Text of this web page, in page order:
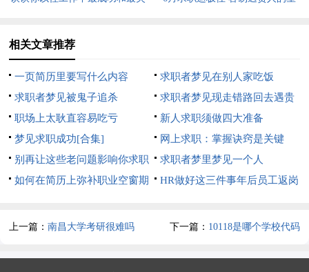
相关文章推荐
一页简历里要写什么内容
求职者梦见在别人家吃饭
求职者梦见被鬼子追杀
求职者梦见现走错路回去遇贵
人
职场上太耿直容易吃亏
新人求职须做四大准备
梦见求职成功[合集]
网上求职：掌握诀窍是关键
别再让这些老问题影响你求职
了
求职者梦里梦见一个人
如何在简历上弥补职业空窗期
HR做好这三件事年后员工返岗
上一篇：南昌大学考研很难吗 下一篇： 10118是哪个学校代码